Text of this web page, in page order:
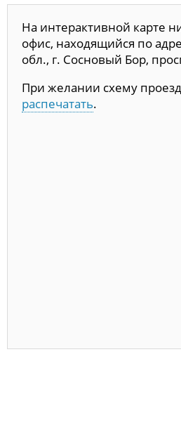
На интерактивной карте
офис, находящийся по
обл., г. Сосновый Бор,
При желании схему
распечатать.